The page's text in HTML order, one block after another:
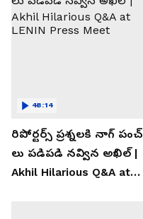
రిపోర్టర్స్ ప్రశ్నలకి నాగ్ పంచ్
లు పడిపడి నవ్విన అఖిల్ |
Akhil Hilarious Q&A at
48:14